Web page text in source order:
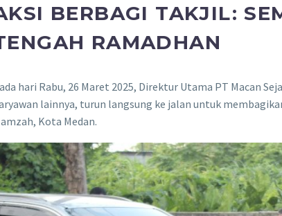
BERBAGI TAKJIL:
RAMADHAN
hari Rabu, 26 Maret 2025, Direktur Utama PT Macan
lainnya, turun langsung ke jalan untuk
Kota Medan.